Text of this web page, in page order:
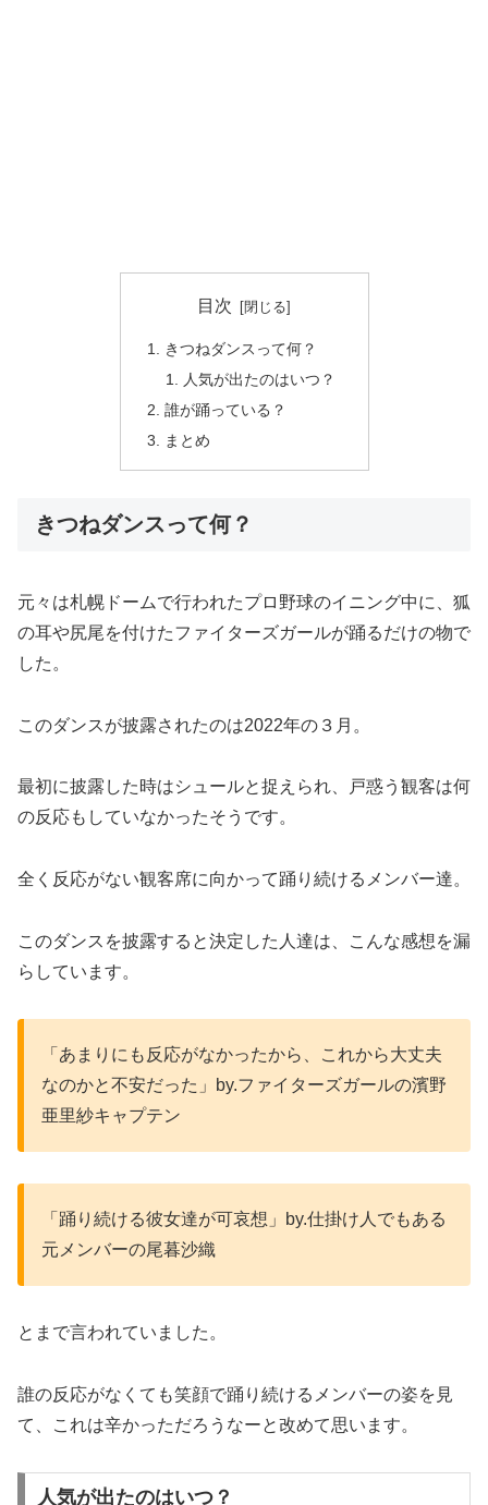
目次
きつねダンスって何？
人気が出たのはいつ？
誰が踊っている？
まとめ
きつねダンスって何？
元々は札幌ドームで行われたプロ野球のイニング中に、狐
の耳や尻尾を付けたファイターズガールが踊るだけの物で
した。
このダンスが披露されたのは2022年の３月。
最初に披露した時はシュールと捉えられ、戸惑う観客は何
の反応もしていなかったそうです。
全く反応がない観客席に向かって踊り続けるメンバー達。
このダンスを披露すると決定した人達は、こんな感想を漏
らしています。
「あまりにも反応がなかったから、これから大丈夫
なのかと不安だった」by.ファイターズガールの濱野
亜里紗キャプテン
「踊り続ける彼女達が可哀想」by.仕掛け人でもある
元メンバーの尾暮沙織
とまで言われていました。
誰の反応がなくても笑顔で踊り続けるメンバーの姿を見
て、これは辛かっただろうなーと改めて思います。
人気が出たのはいつ？